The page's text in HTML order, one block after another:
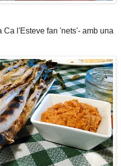
Ca l'Esteve fan 'nets'- amb una